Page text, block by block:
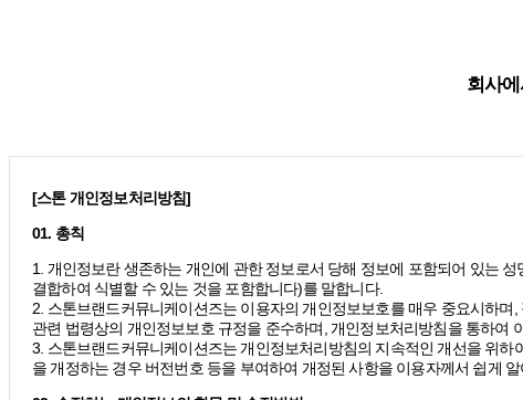
회사
[스톤 개인정보처리방침]
01. 총칙
1. 개인정보란 생존하는 개인에 관한 정보로서 당해 정보에 포함되어 있는
결합하여 식별할 수 있는 것을 포함합니다)를 말합니다.
2. 스톤브랜드커뮤니케이션즈는 이용자의 개인정보보호를 매우 중요시하
관련 법령상의 개인정보보호 규정을 준수하며, 개인정보처리방침을 통하
3. 스톤브랜드커뮤니케이션즈는 개인정보처리방침의 지속적인 개선을 위
을 개정하는 경우 버전번호 등을 부여하여 개정된 사항을 이용자께서 쉽게